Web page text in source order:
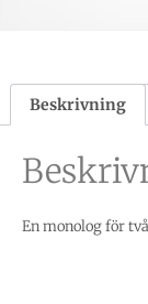
Beskrivning
En monolog för